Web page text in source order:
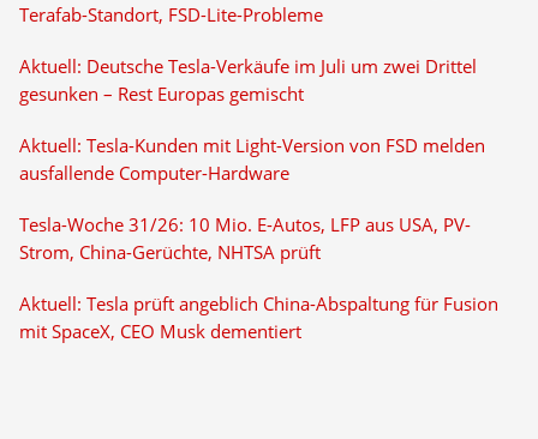
Terafab-Standort, FSD-Lite-Probleme
Aktuell: Deutsche Tesla-Verkäufe im Juli um zwei Drittel
gesunken – Rest Europas gemischt
Aktuell: Tesla-Kunden mit Light-Version von FSD melden
ausfallende Computer-Hardware
Tesla-Woche 31/26: 10 Mio. E-Autos, LFP aus USA, PV-
Strom, China-Gerüchte, NHTSA prüft
Aktuell: Tesla prüft angeblich China-Abspaltung für Fusion
mit SpaceX, CEO Musk dementiert